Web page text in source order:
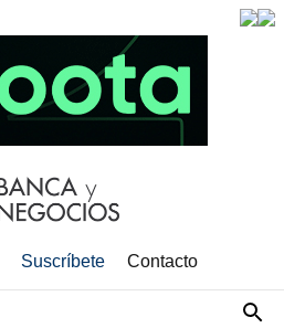
Suscríbete Contacto